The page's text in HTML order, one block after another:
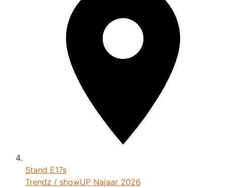
Stand E17s
Trendz / showUP Najaar 2026